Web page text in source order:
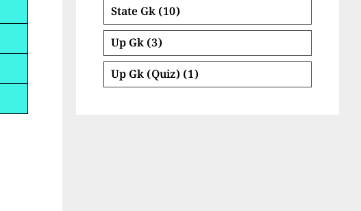
State Gk (10)
Up Gk (3)
Up Gk (Quiz) (1)